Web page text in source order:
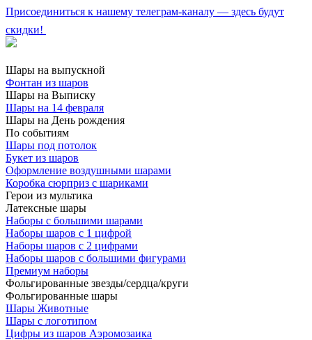
Присоединиться к нашему телеграм-каналу — здесь будут
скидки!
Шары на выпускной
Фонтан из шаров
Шары на Выписку
Шары на 14 февраля
Шары на День рождения
По событиям
Шары под потолок
Букет из шаров
Оформление воздушными шарами
Коробка сюрприз с шариками
Герои из мультика
Латексные шары
Наборы с большими шарами
Наборы шаров с 1 цифрой
Наборы шаров с 2 цифрами
Наборы шаров с большими фигурами
Премиум наборы
Фольгированные звезды/сердца/круги
Фольгированные шары
Шары Животные
Шары с логотипом
Цифры из шаров Аэромозаика